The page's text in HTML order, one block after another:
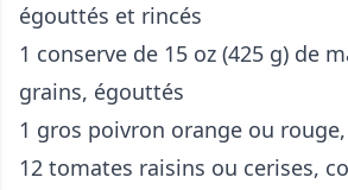
égouttés et rincés
1 conserve de 15 oz (425 g) de
grains, égouttés
1 gros poivron orange ou
12 tomates raisins ou cerises,